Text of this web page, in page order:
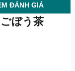
ĐÁNH GIÁ
ぼう茶